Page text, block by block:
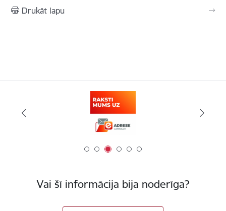
Drukāt lapu
Vai šī informācija bija noderīga?